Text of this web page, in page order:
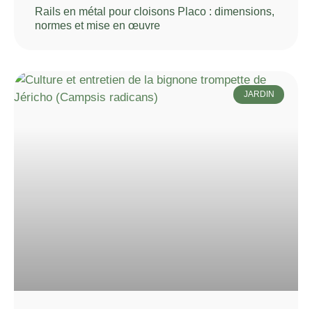
Rails en métal pour cloisons Placo : dimensions,
normes et mise en œuvre
JARDIN